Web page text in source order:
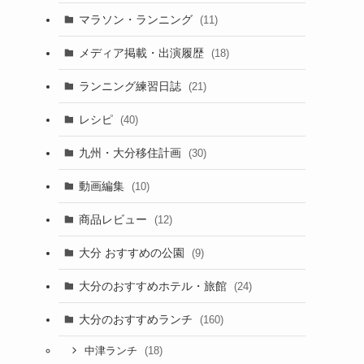
マラソン・ランニング (11)
メディア掲載・出演履歴 (18)
ランニング練習日誌 (21)
レシピ (40)
九州・大分移住計画 (30)
動画編集 (10)
商品レビュー (12)
大分 おすすめの公園 (9)
大分のおすすめホテル・旅館 (24)
大分のおすすめランチ (160)
中津ランチ (18)